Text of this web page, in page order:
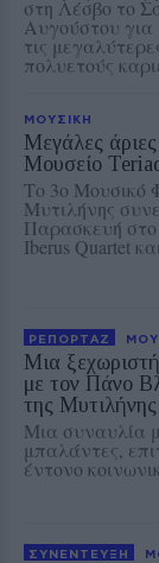
στη Λέσβο το
Αυγούστου για
τις
πολυετούς
ΜΟΥΣΙΚΗ
Μεγάλες
Μουσείο
Το 3ο Μουσικό
Μυτιλήνης
Παρασκευή
Iberus Quartet
ΡΕΠΟΡΤΑΖ
Μια
με τον Πάνο
της Μυτιλήνης
Μια συναυλία
μπαλάντες,
έντονο
ΣΥΝΕΝΤΕΥΞΗ